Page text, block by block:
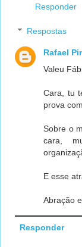
Responder
Respostas
Rafael
Valeu
Cara, tu
prova
Sobre o
cara,
E esse
Abração
Responder